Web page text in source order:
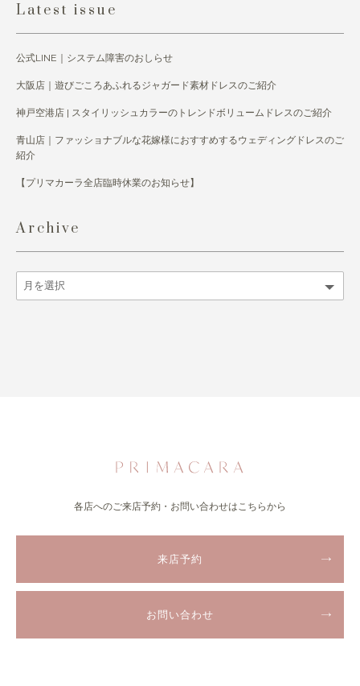
Latest issue
公式LINE｜システム障害のおしらせ
大阪店｜遊びごころあふれるジャガード素材ドレスのご紹介
神戸空港店 | スタイリッシュカラーのトレンドボリュームドレスのご紹介
青山店｜ファッショナブルな花嫁様におすすめするウェディングドレスのご
紹介
【プリマカーラ全店臨時休業のお知らせ】
Archive
各店へのご来店予約・お問い合わせはこちらから
来店予約
お問い合わせ